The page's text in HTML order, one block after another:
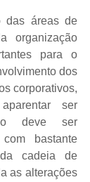
das áreas de
organização
para o
dos
corporativos,
ser
deve ser
bastante
cadeia de
as alterações